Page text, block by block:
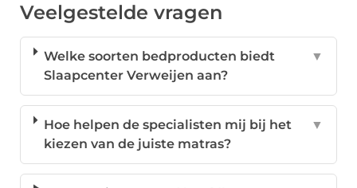
Veelgestelde vragen
Welke soorten bedproducten biedt
Slaapcenter Verweijen aan?
▼
Hoe helpen de specialisten mij bij het
kiezen van de juiste matras?
▼